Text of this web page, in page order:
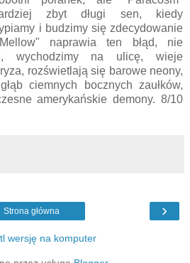
zbyt długi sen, kiedy
i budzimy się zdecydowanie
naprawia ten błąd, nie
wychodzimy na ulicę, wieje
rozświetlają się barowe neony,
ciemnych bocznych zaułków,
amerykańskie demony. 8/10
›
Strona główna
wersję na komputer